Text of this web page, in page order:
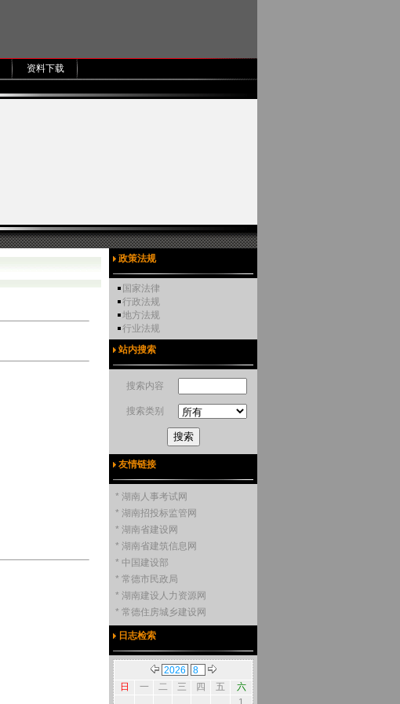
资料下载
政策法规
国家法律
行政法规
地方法规
行业法规
站内搜索
搜索内容
搜索类别
友情链接
* 湖南人事考试网
* 湖南招投标监管网
* 湖南省建设网
* 湖南省建筑信息网
* 中国建设部
* 常德市民政局
* 湖南建设人力资源网
* 常德住房城乡建设网
日志检索
日 一 二 三 四 五
六